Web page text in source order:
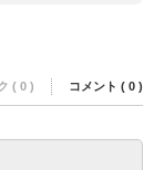
( 0 ) コメント ( 0 )